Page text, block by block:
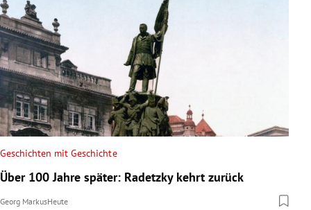
Untermenü
Untermenü
Untermenü
Geschichten mit Geschichte
Über 100 Jahre später: Radetzky kehrt zurück
Georg MarkusHeute